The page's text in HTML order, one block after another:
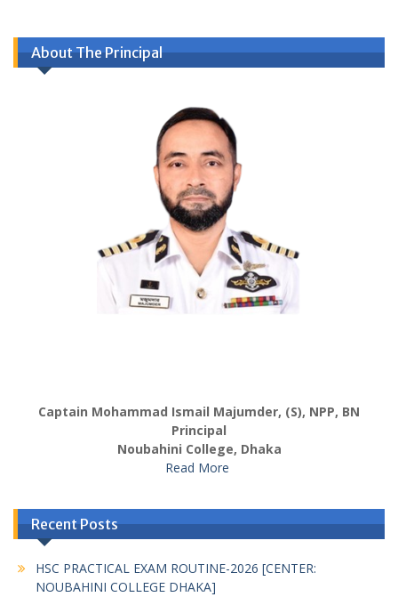
About The Principal
Captain Mohammad Ismail Majumder, (S), NPP, BN
Principal
Noubahini College, Dhaka
Read More
Recent Posts
HSC PRACTICAL EXAM ROUTINE-2026 [CENTER:
NOUBAHINI COLLEGE DHAKA]